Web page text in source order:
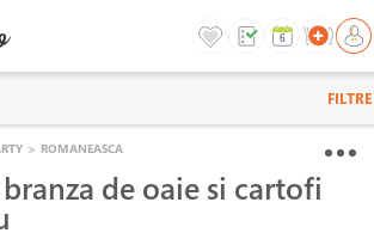
FILTRE
> ROMANEASCA
de oaie si cartofi